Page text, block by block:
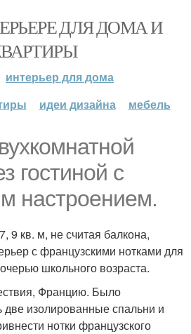
ДЛЯ ДОМА И
интерьер для дома
идеи дизайна мебель
гостиной с
настроением.
9 кв. м, не считая балкона,
с французскими нотками для
школьного возраста.
Францию. Было
изолированные спальни и
нотки французского